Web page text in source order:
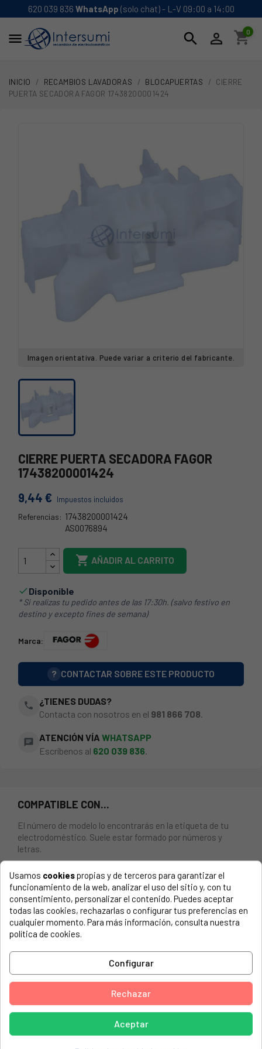
620 039 836 WhatsApp (solo chat) - L-V 09:00 a 14:00
 search  shopping_cart
0
INICIO RECAMBIOS LAVADORAS BLOCAPUERTAS
CIERRE
PUERTA SECADORA FAGOR 17438200001424
Imagen orientativa. Puede variar a criterio del fabricante.
CIERRE PUERTA SECADORA FAGOR
17438200001424
9,44 € Impuestos incluidos
Referencias: 17438200001424
AS0076894
 AÑADIR AL CARRITO
Disponible
* Si realizas tu pedido antes de las 17:30h. (salvo festivo en
destino y excepto fines de semana)
Marca:
? CONTACTAR SOBRE ESTE PRODUCTO
phone
¿TIENES DUDAS?
Contacta con nosotros en el 981 866 708.
chat ATENCIÓN VÍA WHATSAPP
Escríbenos al 620 039 836
COMPATIBLE CON...
El número de modelo lo encontrarás en la etiqueta de tu
electrodoméstico. Suele estar formado por números y
letras.
CIERRE PUERTA PARA SECADORA FAGOR AS0076894.
AMICA, 3SFE-860BE
AMICA, AD2C82KVD
AMICA, AD2C82KVD (1191419)
Usamos cookiespropias y de terceros para garantizar el
funcionamiento de la web, analizar el uso del sitio y, con tu
consentimiento, personalizar el contenido. Puedes aceptar
todas las cookies, rechazarlas o configurar tus preferencias en
cualquier momento. Para más información, consulta nuestra
política de cookies.
Configurar
Rechazar
Aceptar